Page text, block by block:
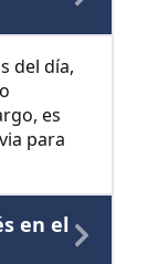
del día,
es
para
en el